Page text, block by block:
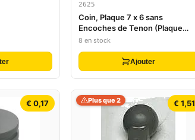
2625
Coin, Plaque 7 x 6 sans
Encoches de Tenon (Plaque
d'Étrave de Bateau)
8 en stock
Ajouter
€ 0,17 € 1,51
Plus que 2